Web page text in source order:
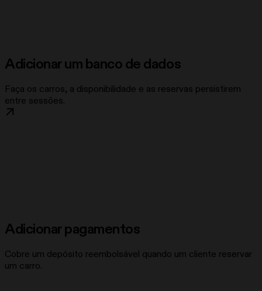
Adicionar um banco de dados
Faça os carros, a disponibilidade e as reservas persistirem
entre sessões.
Adicionar pagamentos
Cobre um depósito reembolsável quando um cliente reservar
um carro.